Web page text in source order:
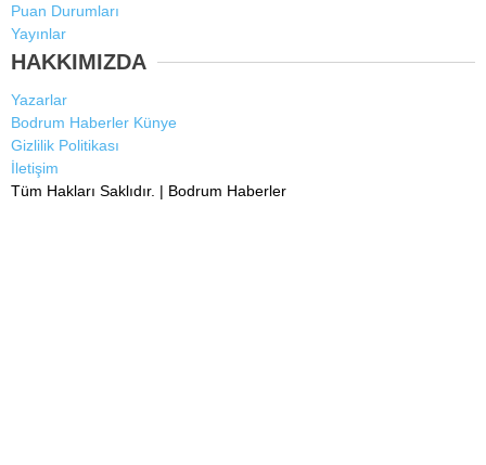
Puan Durumları
Yayınlar
HAKKIMIZDA
Yazarlar
Bodrum Haberler Künye
Gizlilik Politikası
İletişim
Tüm Hakları Saklıdır. | Bodrum Haberler